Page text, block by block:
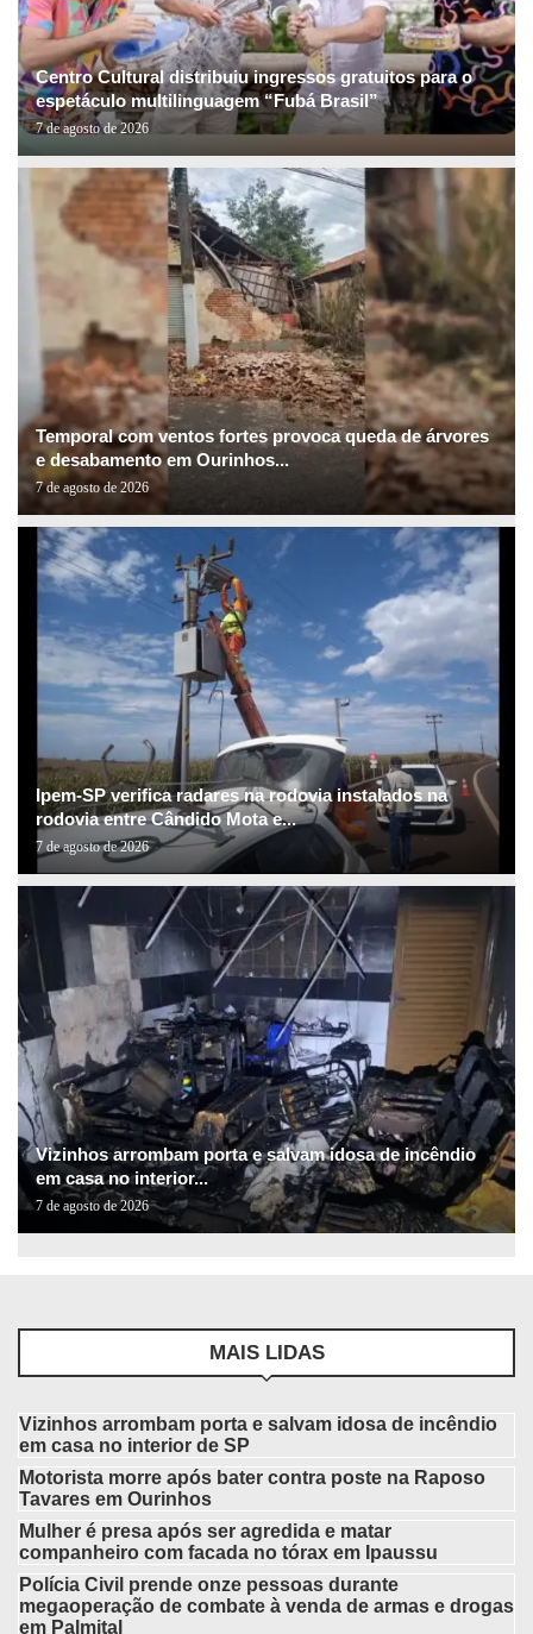
Centro Cultural distribuiu ingressos gratuitos para o
espetáculo multilinguagem “Fubá Brasil”
7 de agosto de 2026
Temporal com ventos fortes provoca queda de árvores
e desabamento em Ourinhos...
7 de agosto de 2026
Ipem-SP verifica radares na rodovia instalados na
rodovia entre Cândido Mota e...
7 de agosto de 2026
Vizinhos arrombam porta e salvam idosa de incêndio
em casa no interior...
7 de agosto de 2026
MAIS LIDAS
Vizinhos arrombam porta e salvam idosa de incêndio
em casa no interior de SP
Motorista morre após bater contra poste na Raposo
Tavares em Ourinhos
Mulher é presa após ser agredida e matar
companheiro com facada no tórax em Ipaussu
Polícia Civil prende onze pessoas durante
megaoperação de combate à venda de armas e drogas
em Palmital